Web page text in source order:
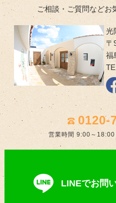
ご相談・ご質問などお
光
〒
福
0120-
営業時間 9:00～
LINEでお問